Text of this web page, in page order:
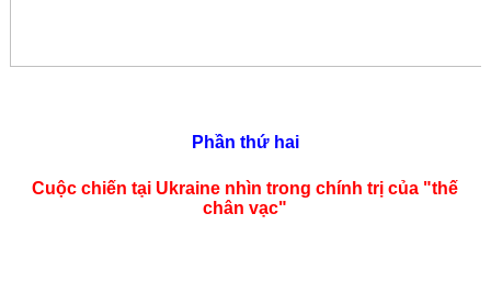
Phần thứ hai
Cuộc chiến tại Ukraine nhìn trong chính trị của "thế
chân vạc"